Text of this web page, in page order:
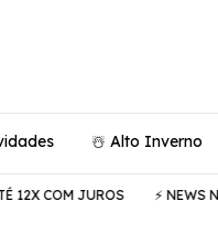
☃️ Alto Inverno
JUROS ⚡️ NEWS NO AR